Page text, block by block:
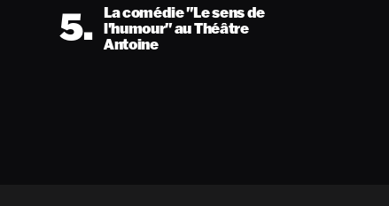
5. La comédie "Le sens de
l'humour" au Théâtre
Antoine